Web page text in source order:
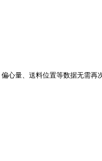
量、送料位置等数据无需再